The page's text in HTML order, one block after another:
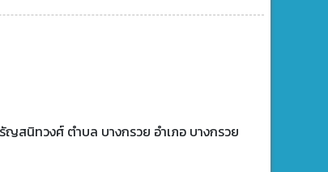
สนิทวงศ์ ตำบล บางกรวย อำเภอ บางกรวย